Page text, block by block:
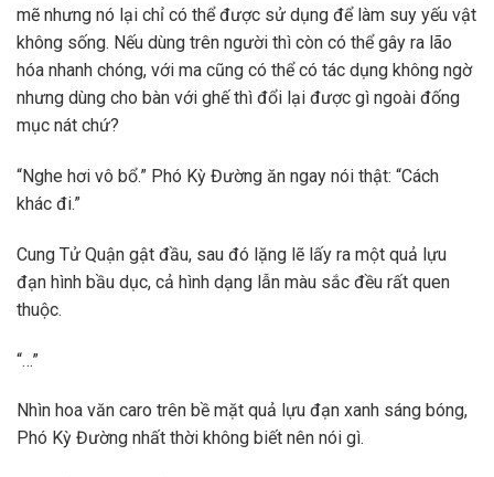
mẽ nhưng nó lại chỉ có thể được sử dụng để làm suy yếu vật
không sống. Nếu dùng trên người thì còn có thể gây ra lão
hóa nhanh chóng, với ma cũng có thể có tác dụng không ngờ
nhưng dùng cho bàn với ghế thì đổi lại được gì ngoài đống
mục nát chứ?
“Nghe hơi vô bổ.” Phó Kỳ Đường ăn ngay nói thật: “Cách
khác đi.”
Cung Tử Quận gật đầu, sau đó lặng lẽ lấy ra một quả lựu
đạn hình bầu dục, cả hình dạng lẫn màu sắc đều rất quen
thuộc.
“…”
Nhìn hoa văn caro trên bề mặt quả lựu đạn xanh sáng bóng,
Phó Kỳ Đường nhất thời không biết nên nói gì.